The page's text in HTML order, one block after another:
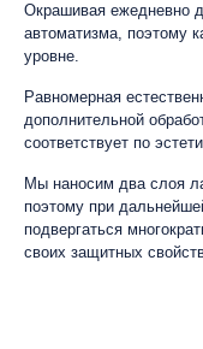
Окрашивая ежедневно
автоматизма, поэтому
уровне.
Равномерная
дополнительной
соответствует по
Мы наносим два слоя
поэтому при
подвергаться
своих защитных